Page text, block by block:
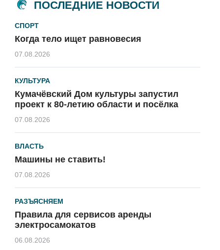
ПОСЛЕДНИЕ НОВОСТИ
СПОРТ
Когда тело ищет равновесия
07.08.2026
КУЛЬТУРА
Кумачёвский Дом культуры запустил
проект к 80-летию области и посёлка
07.08.2026
ВЛАСТЬ
Машины не ставить!
07.08.2026
РАЗЪЯСНЯЕМ
Правила для сервисов аренды
электросамокатов
06.08.2026